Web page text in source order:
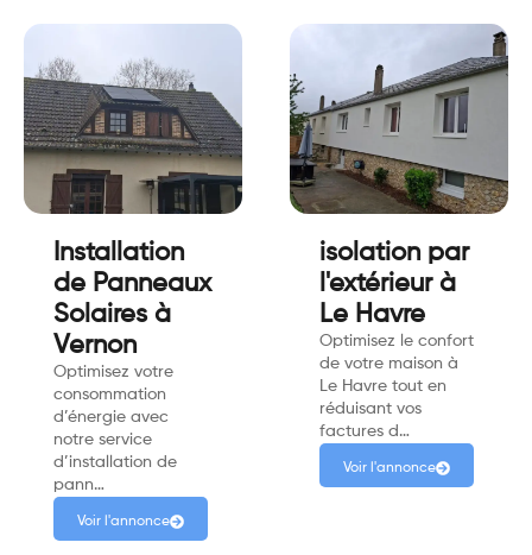
Installation
de Panneaux
Solaires à
Vernon
Optimisez votre
consommation
d’énergie avec
notre service
d’installation de
pann…
Voir l'annonce
isolation par
l'extérieur à
Le Havre
Optimisez le confort
de votre maison à
Le Havre tout en
réduisant vos
factures d…
Voir l'annonce